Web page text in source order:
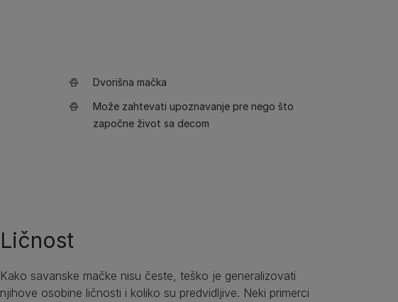
Dvorišna mačka
Može zahtevati upoznavanje pre nego što
započne život sa decom
Ličnost
Kako savanske mačke nisu česte, teško je generalizovati
njihove osobine ličnosti i koliko su predvidljive. Neki primerci